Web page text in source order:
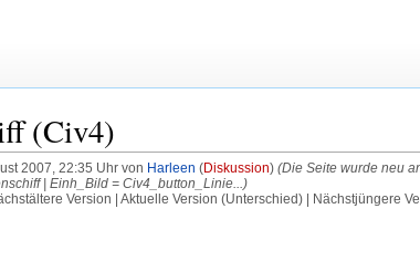
(Civ4)
2007, 22:35 Uhr von Harleen (Diskussion) (Die Seite wurde neu
| Einh_Bild = Civ4_button_Linie...)
Version | Aktuelle Version (Unterschied) | Nächstjüngere